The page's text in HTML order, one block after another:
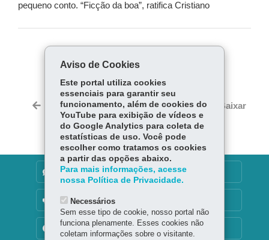
pequeno conto. “Ficção da boa”, ratifica Cristiano
ce
bo
ok
Tw
itt
er
ts
Ap
p
Voltar Início Imprimir Baixar
DENUNCIE CORRUPÇÃO
OUVIDORIA
TRANSPARÊNCIA INSTITUCIONAL
Aviso de Cookies
Este portal utiliza cookies
essenciais para garantir seu
funcionamento, além de cookies do
YouTube para exibição de vídeos e
do Google Analytics para coleta de
estatísticas de uso. Você pode
escolher como tratamos os cookies
a partir das opções abaixo.
Para mais informações, acesse
nossa Política de Privacidade.
Necessários
Sem esse tipo de cookie, nosso portal não
funciona plenamente. Esses cookies não
coletam informações sobre o visitante.